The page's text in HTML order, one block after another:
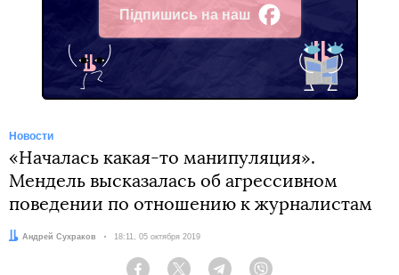
Підпишись на наш
Facebook
Новости
«Началась какая-то манипуляция».
Мендель высказалась об агрессивном
поведении по отношению к журналистам
Автор:
Андрей Сухраков Дата:
18:11, 05 октября 2019